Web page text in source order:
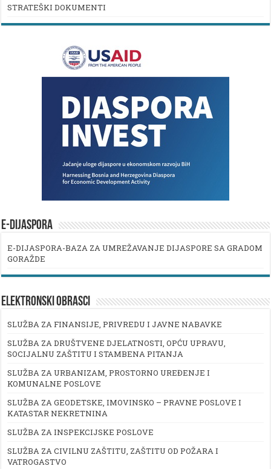
STRATEŠKI DOKUMENTI
E-DIJASPORA
E-DIJASPORA-BAZA ZA UMREŽAVANJE DIJASPORE SA GRADOM
GORAŽDE
ELEKTRONSKI OBRASCI
SLUŽBA ZA FINANSIJE, PRIVREDU I JAVNE NABAVKE
SLUŽBA ZA DRUŠTVENE DJELATNOSTI, OPĆU UPRAVU,
SOCIJALNU ZAŠTITU I STAMBENA PITANJA
SLUŽBA ZA URBANIZAM, PROSTORNO UREĐENJE I
KOMUNALNE POSLOVE
SLUŽBA ZA GEODETSKE, IMOVINSKO – PRAVNE POSLOVE I
KATASTAR NEKRETNINA
SLUŽBA ZA INSPEKCIJSKE POSLOVE
SLUŽBA ZA CIVILNU ZAŠTITU, ZAŠTITU OD POŽARA I
VATROGASTVO